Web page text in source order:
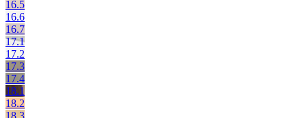
16.5
16.6
16.7
17.1
17.2
17.3
17.4
18.1
18.2
18.3